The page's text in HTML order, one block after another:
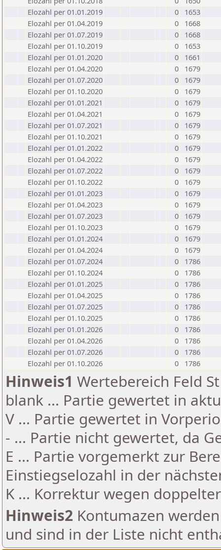
Elozahl per 01.01.2019
0
1653
Elozahl per 01.04.2019
0
1668
Elozahl per 01.07.2019
0
1668
Elozahl per 01.10.2019
0
1653
Elozahl per 01.01.2020
0
1661
Elozahl per 01.04.2020
0
1679
Elozahl per 01.07.2020
0
1679
Elozahl per 01.10.2020
0
1679
Elozahl per 01.01.2021
0
1679
Elozahl per 01.04.2021
0
1679
Elozahl per 01.07.2021
0
1679
Elozahl per 01.10.2021
0
1679
Elozahl per 01.01.2022
0
1679
Elozahl per 01.04.2022
0
1679
Elozahl per 01.07.2022
0
1679
Elozahl per 01.10.2022
0
1679
Elozahl per 01.01.2023
0
1679
Elozahl per 01.04.2023
0
1679
Elozahl per 01.07.2023
0
1679
Elozahl per 01.10.2023
0
1679
Elozahl per 01.01.2024
0
1679
Elozahl per 01.04.2024
0
1679
Elozahl per 01.07.2024
0
1786
Elozahl per 01.10.2024
0
1786
Elozahl per 01.01.2025
0
1786
Elozahl per 01.04.2025
0
1786
Elozahl per 01.07.2025
0
1786
Elozahl per 01.10.2025
0
1786
Elozahl per 01.01.2026
0
1786
Elozahl per 01.04.2026
0
1786
Elozahl per 01.07.2026
0
1786
Elozahl per 01.10.2026
0 1786
Hinweis1 Wertebereich Feld
blank ... Partie gewertet in
V ... Partie gewertet in
- ... Partie nicht gewertet, da
E ... Partie vorgemerkt zur
Einstiegselozahl in der
K ... Korrektur wegen
Hinweis2 Kontumazen
und sind in der Liste nicht